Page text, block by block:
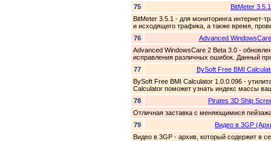
75
BitMeter 3.5.1
BitMeter 3.5.1 - для мониторинга интернет-
и исходящего трафика, а также время,
76
Advanced
Advanced WindowsCare 2 Beta 3.0 -
исправления различных ошибок. Данный
77
BySoft Free BMI
BySoft Free BMI Calculator 1.0.0.096 -
Calculator поможет узнать индекс массы
78
Pirates 3D Ship
Отличная заставка с меняющимися
79
Видео в 3GP
Видео в 3GP - архив, который содержит в